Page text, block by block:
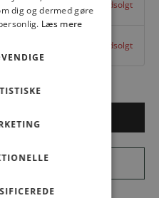
Udsolgt
Udsolgt
dig og dermed gøre
Læs mere